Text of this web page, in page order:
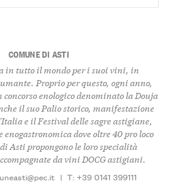
COMUNE DI ASTI
in tutto il mondo per i suoi vini, in
Proprio per questo, ogni anno,
enologico denominato la Douja
il suo Palio storico, manifestazione
e il Festival delle sagre astigiane,
dove oltre 40 pro loco
Asti propongono le loro specialità
da vini DOCG astigiani.
| T: +39 0141 399111